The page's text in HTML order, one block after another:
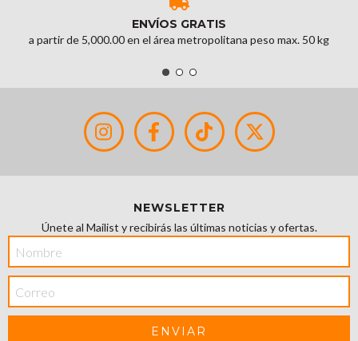
300,000 EVENTOS
COMUNICACION Wi-Fi 2.4 GHz
& TCP/IP SE PUEDE ELEGIR SI
COMO ACCESO, COMPATIBLE
CON ZKBIO ZLINK SOLUCION
SENSEFACE 7A
ENVÍOS GRATIS
a partir de 5,000.00 en el área metropolitana peso max. 50 kg
NEWSLETTER
Únete al Mailist y recibirás las últimas noticias y ofertas.